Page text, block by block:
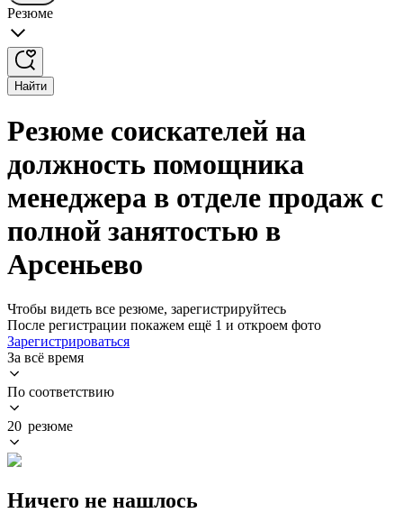
Резюме
Найти
Резюме соискателей на
должность помощника
менеджера в отделе продаж с
полной занятостью в
Арсеньево
Чтобы видеть все резюме, зарегистрируйтесь
После регистрации покажем ещё 1 и откроем фото
Зарегистрироваться
За всё время
По соответствию
20 резюме
Ничего не нашлось